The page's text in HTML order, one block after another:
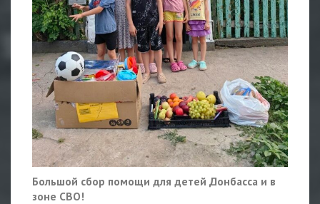
Большой сбор помощи для детей Донбасса и в
зоне СВО!